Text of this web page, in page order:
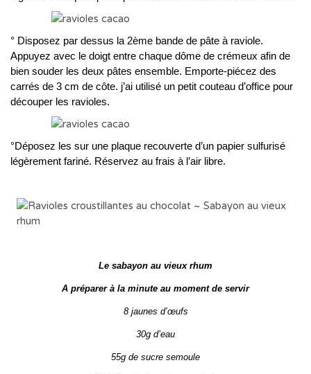
° Disposez par dessus la 2ème bande de pâte à raviole.
Appuyez avec le doigt entre chaque dôme de crémeux afin de
bien souder les deux pâtes ensemble. Emporte-piécez des
carrés de 3 cm de côte. j’ai utilisé un petit couteau d’office pour
découper les ravioles.
°Déposez les sur une plaque recouverte d’un papier sulfurisé
légèrement fariné. Réservez au frais à l’air libre.
Le sabayon au vieux rhum
A préparer à la minute au moment de servir
8 jaunes d’œufs
30g d’eau
55g de sucre semoule